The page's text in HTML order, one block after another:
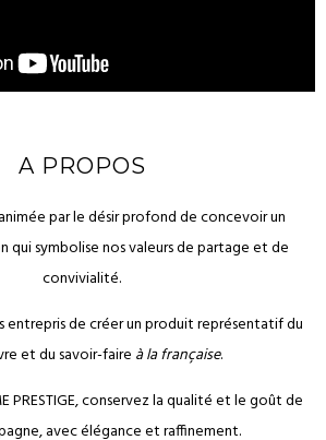
A PROPOS
par le désir profond de concevoir un
qui symbolise nos valeurs de partage et de
convivialité.
entrepris de créer un produit représentatif du
et du savoir-faire à la française.
PRESTIGE, conservez la qualité et le goût de
avec élégance et raffinement.